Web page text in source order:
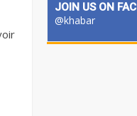
JOIN US ON
@khabar